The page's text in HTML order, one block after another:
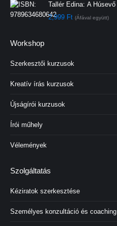
Tallér Edina: A Húsevő
2,999 Ft (Áfával együtt)
Workshop
Szerkesztői kurzusok
Kreatív írás kurzusok
Újságírói kurzusok
Írói műhely
Vélemények
Szolgáltatás
Kéziratok szerkesztése
Személyes konzultáció és coaching